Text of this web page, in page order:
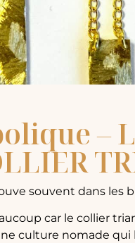
–
souvent dans les
car le collier
culture nomade